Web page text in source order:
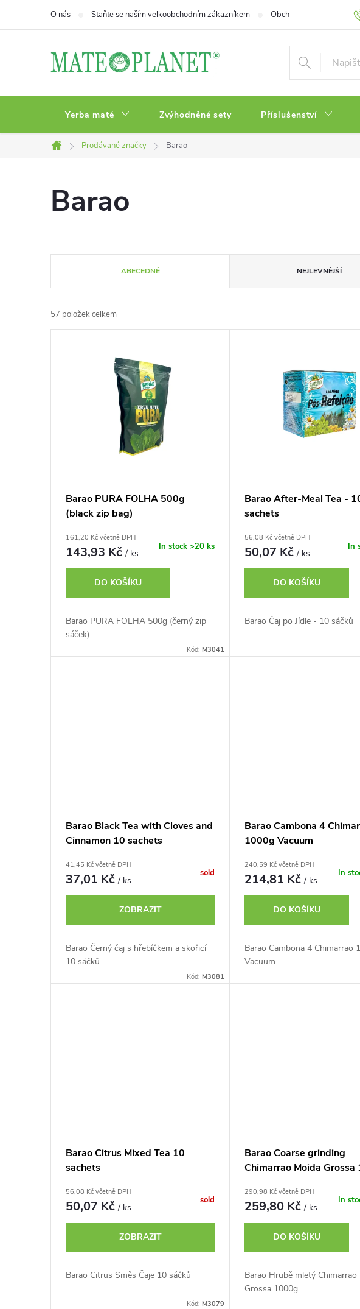
O nás Staňte se naším velkoobchodním zákazníkem Obchodní podmínky
Yerba maté Zvýhodněné sety Příslušenství
Domů
Prodávané značky Barao
Barao
a
z
ů
ABECEDNĚ NEJLEVNĚJŠÍ
57 položek celkem
k
Barao PURA FOLHA 500g
(black zip bag)
161,20 Kč včetně DPH
143,93 Kč/ ks
In stock>20 ks
DO KOŠÍKU
Barao PURA FOLHA 500g (černý zip
sáček)
Kód: M3041
Barao After-Meal Tea -
sachets
56,08 Kč včetně DPH
50,07 Kč/ ks
In
DO KOŠÍKU
Barao Čaj po Jídle - 10 sáčků
Barao Black Tea with Cloves and
Cinnamon 10 sachets
41,45 Kč včetně DPH
37,01 Kč/ ks
sold
ZOBRAZIT
Barao Černý čaj s hřebíčkem a skořicí
10 sáčků
Kód: M3081
Barao Cambona 4
1000g Vacuum
240,59 Kč včetně DPH
214,81 Kč/ ks
In
DO KOŠÍKU
Barao Cambona 4 Chimarrao
Vacuum
Barao Citrus Mixed Tea 10
sachets
56,08 Kč včetně DPH
50,07 Kč/ ks
sold
ZOBRAZIT
Barao Citrus Směs Čaje 10 sáčků
Kód: M3079
Barao Coarse grinding
Chimarrao Moida Grossa
290,98 Kč včetně DPH
259,80 Kč/ ks
In
DO KOŠÍKU
Barao Hrubě mletý Chimarrao
Grossa 1000g